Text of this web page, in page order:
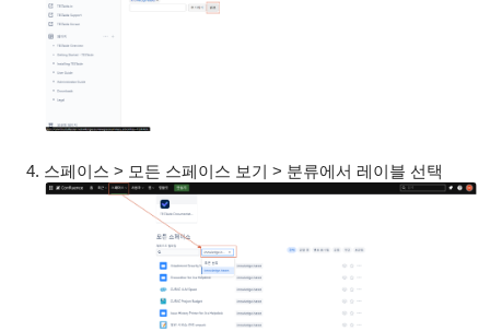
스페이스 > 모든 스페이스 보기 > 분류에서 레이블 선택